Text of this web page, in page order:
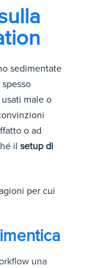
sedimentate
male o
o ad
il setup di
per cui
una